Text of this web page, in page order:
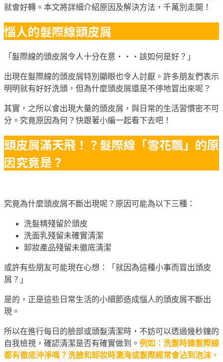
就會好轉。本文將詳細介紹原因及解決方法，千萬別走開！
惱人的髮際線頭皮屑
「髮際線的頭皮屑令人十分在意‧‧‧該如何是好？」
出現在髮際線的頭皮屑特別顯眼也令人討厭。許多朋友們表示
明明就有好好洗頭，但為什麼頭皮屑還是不停地冒出來呢？
其實，之所以會出現大量的頭皮屑，與日常的生活習慣密不可
分。究竟原因為何？快跟著小編一起看下去吧！
頭皮屑滿天飛！？髮際線「雪花飄」的原
因究竟是？
究竟為什麼頭皮屑不斷出現呢？原因可能為以下三種：
洗髮精殘留於頭皮
洗面乳殘留未確實清潔
卸妝產品殘留未徹底清潔
或許有些朋友可能現在心想：「就因為這種小事而冒出頭皮
屑？」
是的，正是這些日常生活的小細節造成惱人的頭皮屑不斷出
現。
所以在進行每日的臉部或頭髮清潔時，不妨可以透過幾秒鐘的
自我檢視，確認清潔是否有確實做到。 例如：洗髮時連髮際線
都有徹底沖淨嗎？洗臉和卸妝時瀏海或髮際經常會沾到泡沫，